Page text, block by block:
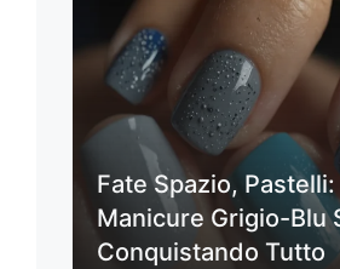
Fate Spazio,
Manicure Grigio-Blu
Conquistando Tutto